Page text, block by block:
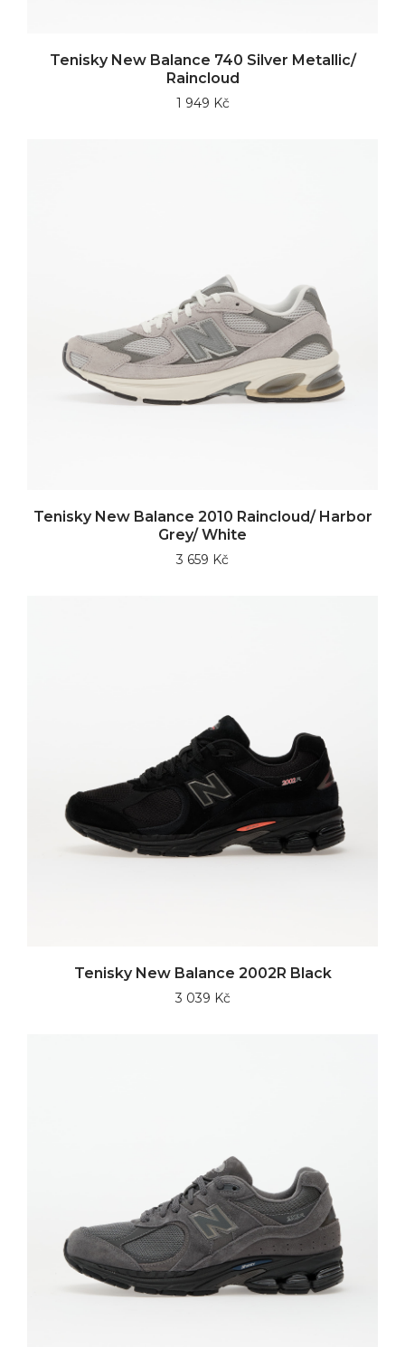
Tenisky New Balance 740 Silver Metallic/
Raincloud
1 949 Kč
Tenisky New Balance 2010 Raincloud/ Harbor
Grey/ White
3 659 Kč
Tenisky New Balance 2002R Black
3 039 Kč